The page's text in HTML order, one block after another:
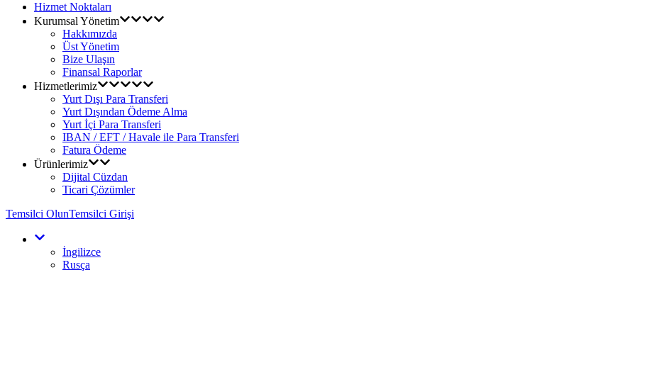
Hizmet Noktaları
Kurumsal Yönetim
Hakkımızda
Üst Yönetim
Bize Ulaşın
Finansal Raporlar
Hizmetlerimiz
Yurt Dışı Para Transferi
Yurt Dışından Ödeme Alma
Yurt İçi Para Transferi
IBAN / EFT / Havale ile Para Transferi
Fatura Ödeme
Ürünlerimiz
Dijital Cüzdan
Ticari Çözümler
Temsilci OlunTemsilci Girişi
İngilizce
Rusça